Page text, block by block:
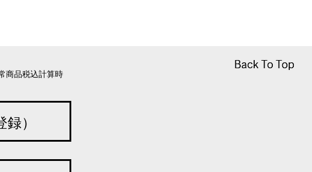
Back To Top
Back To Top
商品税込計算時
）